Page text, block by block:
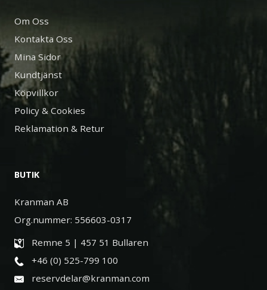
Om Oss
Kontakta Oss
Mina Sidor
Kundtjänst
Köpvillkor
Policy & Cookies
Reklamation & Retur
BUTIK
Kranman AB
Org.nummer: 556603-0317
Remne 5 | 457 51 Bullaren
+46 (0) 525-799 100
reservdelar@kranman.com